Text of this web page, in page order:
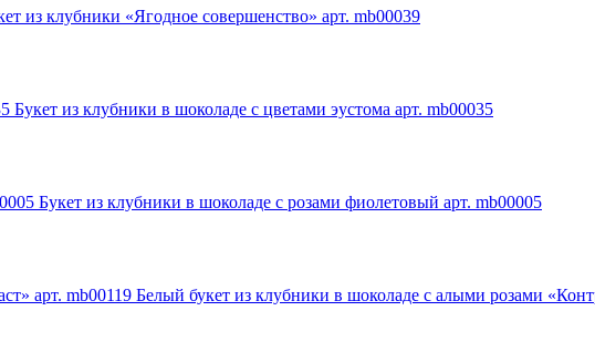
из клубники «Ягодное совершенство» арт. mb00039
Букет из клубники в шоколаде с цветами эустома арт. mb00035
Букет из клубники в шоколаде с розами фиолетовый арт. mb00005
Белый букет из клубники в шоколаде с алыми розами